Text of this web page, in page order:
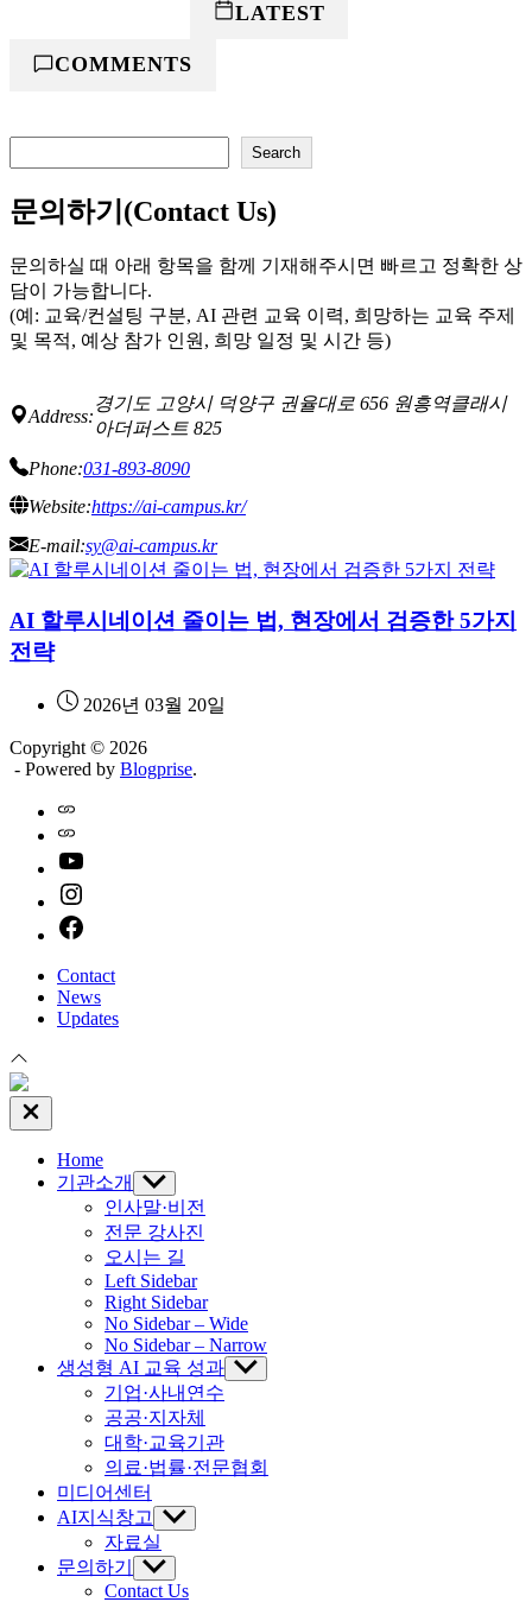
LATEST
COMMENTS
색
Search
문의하기(Contact Us)
문의하실 때 아래 항목을 함께 기재해주시면 빠르고 정확한 상
담이 가능합니다.
(예: 교육/컨설팅 구분, AI 관련 교육 이력, 희망하는 교육 주제
및 목적, 예상 참가 인원, 희망 일정 및 시간 등)
Address:
경기도 고양시 덕양구 권율대로 656 원흥역클래시
아더퍼스트 825
Phone:031-893-8090
Website:https://ai-campus.kr/
E-mail:sy@ai-campus.kr
AI 할루시네이션 줄이는 법, 현장에서 검증한 5가지
전략
2026년 03월 20일
Copyright © 2026
- Powered by Blogprise.
Contact
News
Updates
Close
Off
Home
기관소개
Show
sub
menu
인사말·비전
전문 강사진
오시는 길
Left Sidebar
Right Sidebar
No Sidebar – Wide
No Sidebar – Narrow
생성형 AI 교육 성과 Show
sub
기업·사내연수
공공·지자체
대학·교육기관
의료·법률·전문협회
미디어센터
AI지식창고
Show
sub
menu
자료실
문의하기
Show
sub
Contact Us